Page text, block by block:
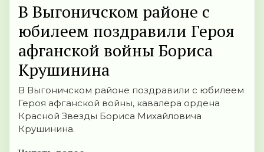
В Выгоничском районе с
юбилеем поздравили Героя
афганской войны Бориса
Крушинина
В Выгоничском районе поздравили с юбилеем
Героя афганской войны, кавалера ордена
Красной Звезды Бориса Михайловича
Крушинина.